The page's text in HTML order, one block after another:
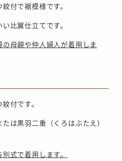
付で裾模様です。
比翼仕立てです。
母親や仲人婦人が着用しま
付です。
は黒羽二重（くろはぶたえ）
式で着用します。